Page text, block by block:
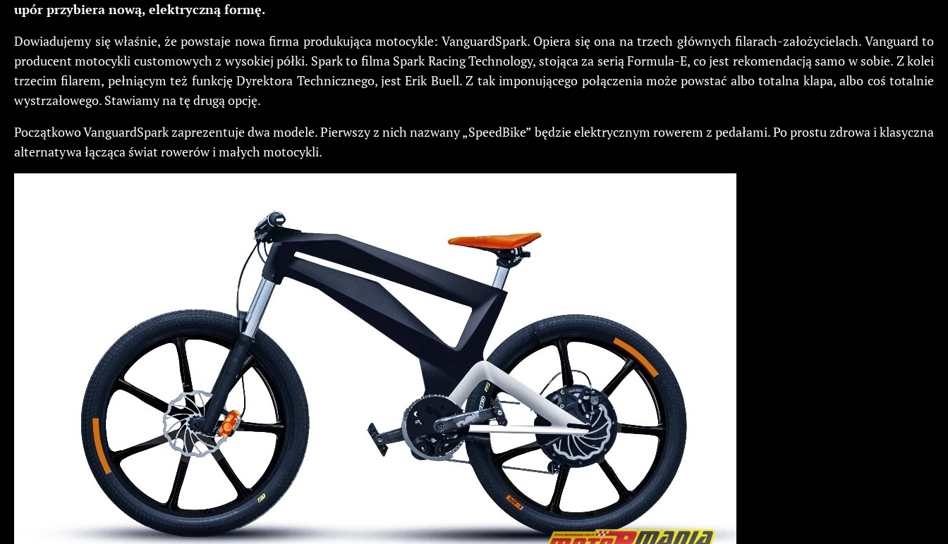
upór przybiera nową, elektryczną formę.
Dowiadujemy się właśnie, że powstaje nowa firma produkująca motocykle: VanguardSpark. Opiera się ona na trzech głównych filarach-założycielach. Vanguard to
producent motocykli customowych z wysokiej półki. Spark to filma Spark Racing Technology, stojąca za serią Formula-E, co jest rekomendacją samo w sobie. Z kolei
trzecim filarem, pełniącym też funkcję Dyrektora Technicznego, jest Erik Buell. Z tak imponującego połączenia może powstać albo totalna klapa, albo coś totalnie
wystrzałowego. Stawiamy na tę drugą opcję.
Początkowo VanguardSpark zaprezentuje dwa modele. Pierwszy z nich nazwany „SpeedBike” będzie elektrycznym rowerem z pedałami. Po prostu zdrowa i klasyczna
alternatywa łącząca świat rowerów i małych motocykli.